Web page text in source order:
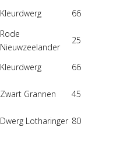
Kleurdwerg
66
Rode
Nieuwzeelander
25
Kleurdwerg
66
Zwart Grannen
45
Dwerg Lotharinger 80